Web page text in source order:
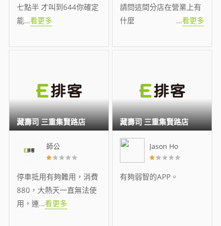
七點半 才叫到644你確定
能...看更多
請問這間分店在營業上有
什麼
...看更多
師公
停車抵用有夠難用，消費
880，大熱天一直無法使
用，連...看更多
藏壽司 三重集賢路店
Jason Ho
有夠弱智的APP。
藏壽司 三重集賢路店